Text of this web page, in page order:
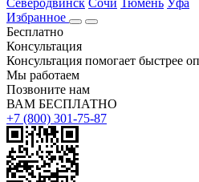
Северодвинск Сочи Тюмень Уфа
Избранное
Бесплатно
Консультация
Консультация помогает быстрее
Мы работаем
Позвоните нам
ВАМ БЕСПЛАТНО
+7 (800) 301-75-87